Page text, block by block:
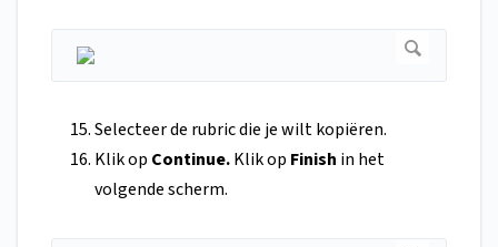
Selecteer de rubric die je wilt kopiëren.
Klik op Continue.Klik op Finish in het
volgende scherm.